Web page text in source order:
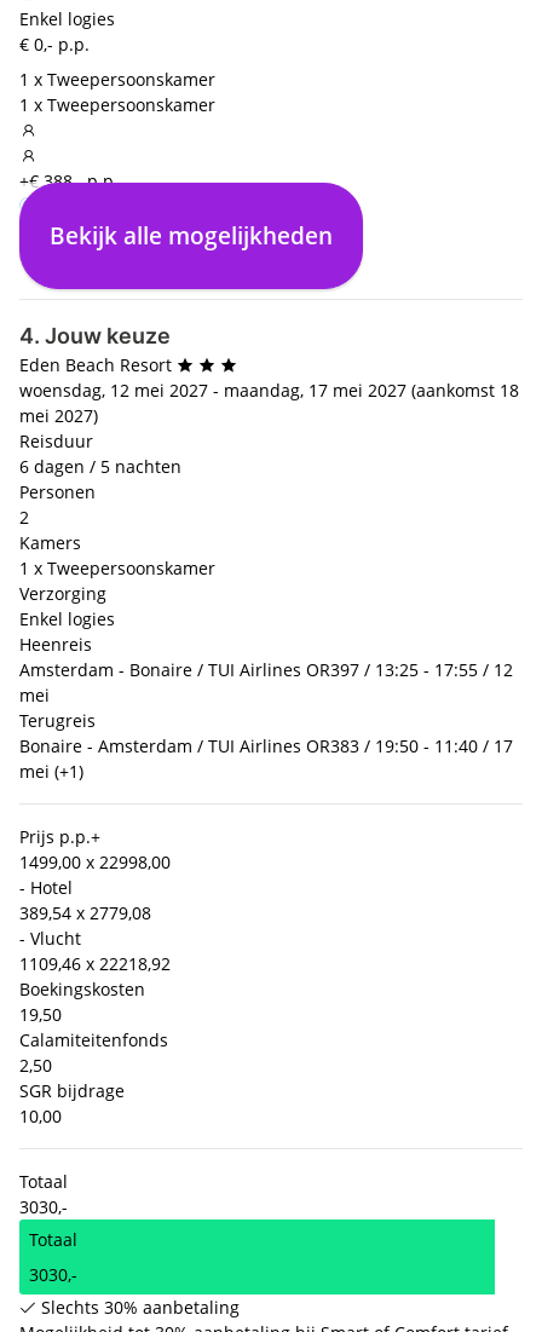
Enkel logies
€ 0,- p.p.
1 x Tweepersoonskamer
1 x Tweepersoonskamer
+€ 388,- p.p.
Enkel logies
€ 0,- p.p.
Bekijk alle mogelijkheden
4. Jouw keuze
Eden Beach Resort
woensdag, 12 mei 2027 - maandag, 17 mei 2027 (aankomst 18
mei 2027)
Reisduur
6 dagen / 5 nachten
Personen
2
Kamers
1 x Tweepersoonskamer
Verzorging
Enkel logies
Heenreis
Amsterdam - Bonaire / TUI Airlines OR397 / 13:25 - 17:55 / 12
mei
Terugreis
Bonaire - Amsterdam / TUI Airlines OR383 / 19:50 - 11:40 / 17
mei (+1)
Prijs p.p.+
1499,00 x 22998,00
- Hotel
389,54 x 2779,08
- Vlucht
1109,46 x 22218,92
Boekingskosten
19,50
Calamiteitenfonds
2,50
SGR bijdrage
10,00
Totaal
3030,-
Totaal
3030,-
Slechts 30% aanbetaling